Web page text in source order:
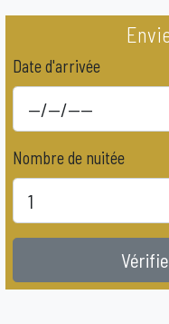
Date d'arrivée
Nombre de nuitée